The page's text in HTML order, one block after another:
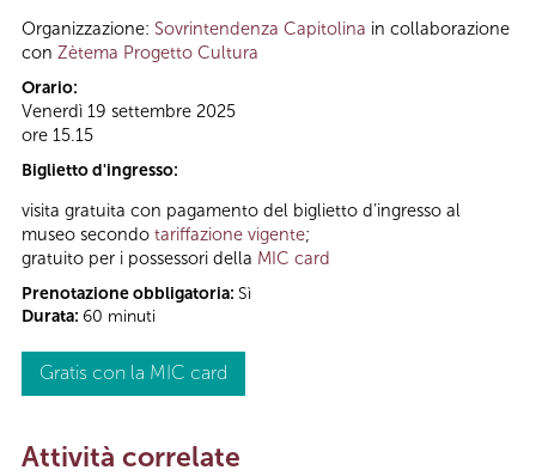
Organizzazione: Sovrintendenza Capitolina in collaborazione
con Zètema Progetto Cultura
Orario:
Venerdì 19 settembre 2025
ore 15.15
Biglietto d'ingresso:
visita gratuita con pagamento del biglietto d’ingresso al
museo secondo tariffazione vigente;
gratuito per i possessori della MIC card
Prenotazione obbligatoria: Sì
Durata: 60 minuti
Gratis con la MIC card
Attività correlate